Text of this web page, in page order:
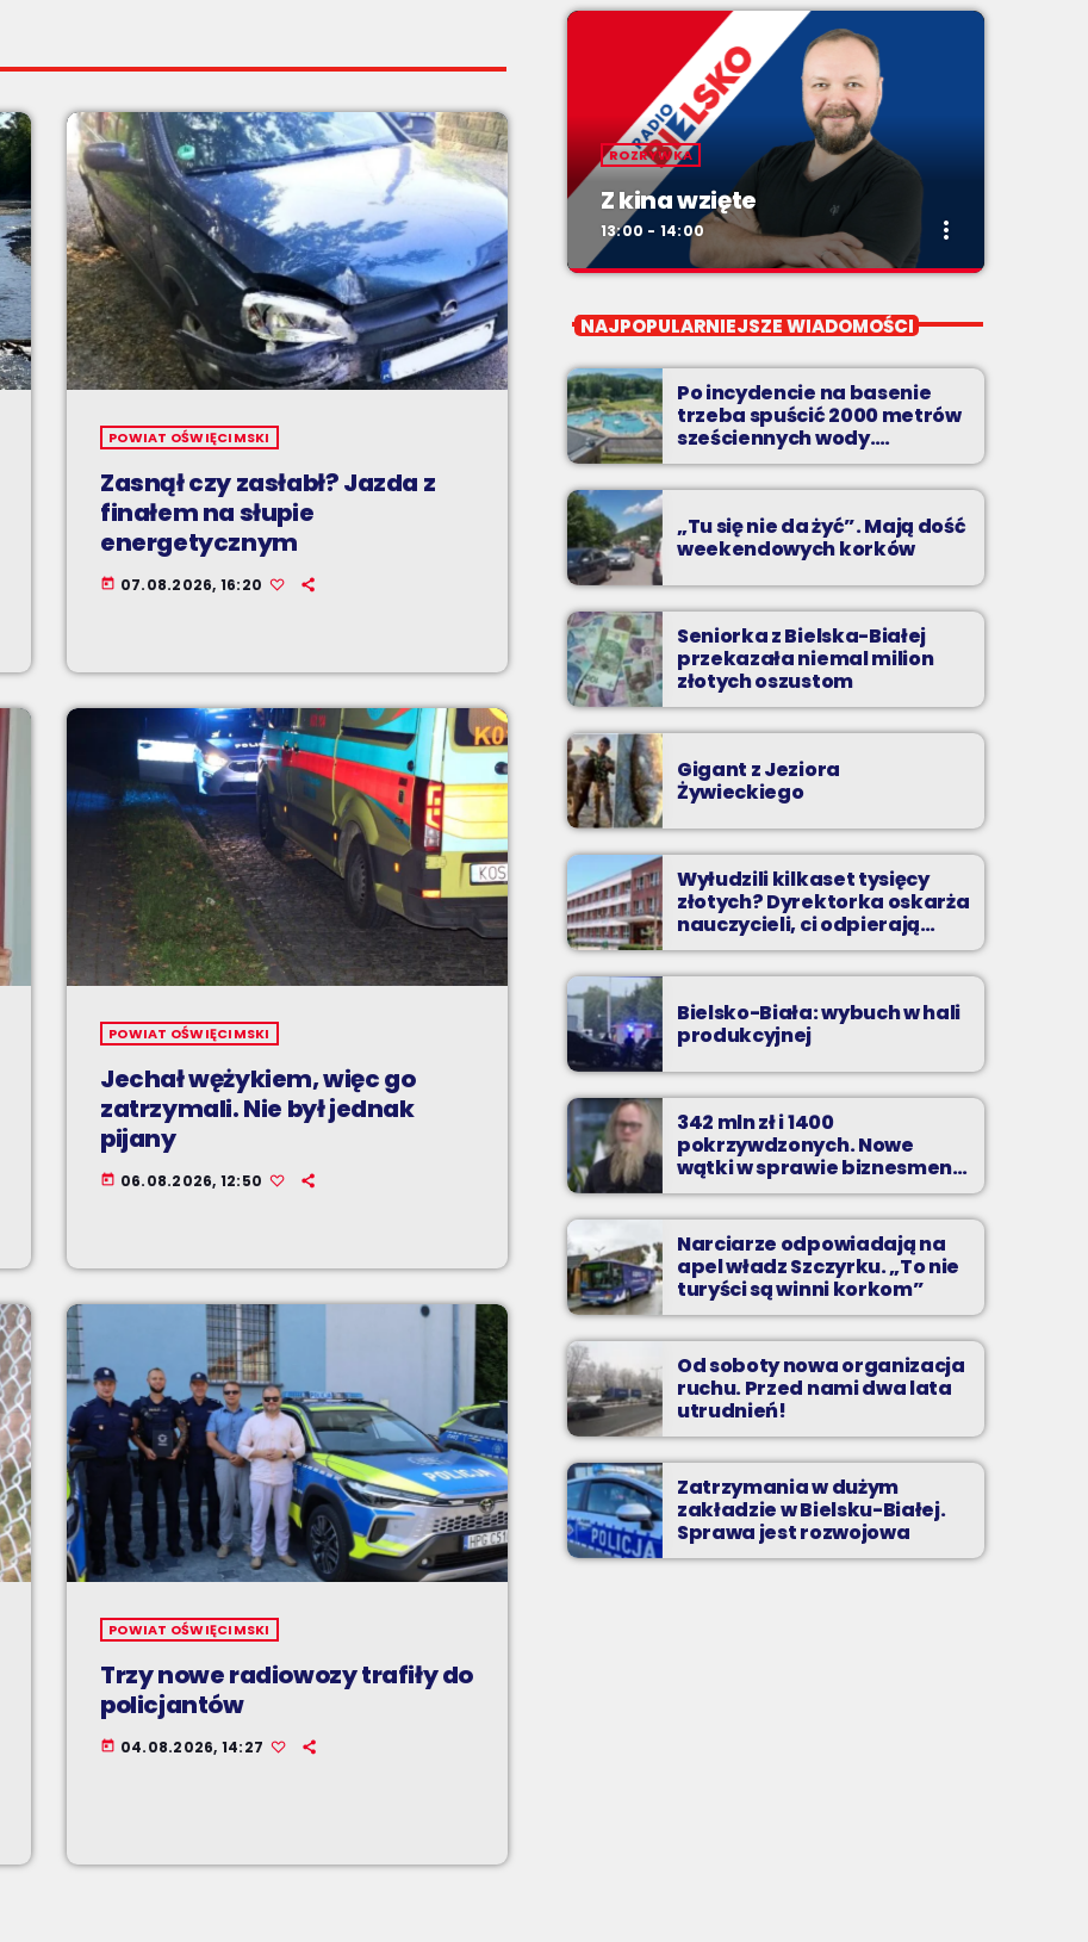
POWIAT OŚWIĘCIMSKI
Zasnął czy zasłabł? Jazda z
finałem na słupie
energetycznym
today 07.08.2026, 16:20
POWIAT OŚWIĘCIMSKI
Jechał wężykiem, więc go
zatrzymali. Nie był jednak
pijany
today 06.08.2026, 12:50
POWIAT OŚWIĘCIMSKI
Trzy nowe radiowozy trafiły do
policjantów
today 04.08.2026, 14:27
ROZRYWKA
Z kina wzięte
13:00 - 14:00 more_vert
Z kina wzięte
Z Kina Wzięte to audycja w której film
występuje roli głównej.
NAJPOPULARNIEJSZE WIADOMOŚCI
Po incydencie na basenie
trzeba spuścić 2000 metrów
sześciennych wody.
„Ogromne koszty i ogromna
praca”
„Tu się nie da żyć”. Mają dość
weekendowych korków
Seniorka z Bielska-Białej
przekazała niemal milion
złotych oszustom
Gigant z Jeziora
Żywieckiego
Wyłudzili kilkaset tysięcy
złotych? Dyrektorka oskarża
nauczycieli, ci odpierają
zarzuty
Bielsko-Biała: wybuch w hali
produkcyjnej
342 mln zł i 1400
pokrzywdzonych. Nowe
wątki w sprawie biznesmena
z Bielska-Białej
Narciarze odpowiadają na
apel władz Szczyrku. „To nie
turyści są winni korkom”
Od soboty nowa organizacja
ruchu. Przed nami dwa lata
utrudnień!
Zatrzymania w dużym
zakładzie w Bielsku-Białej.
Sprawa jest rozwojowa